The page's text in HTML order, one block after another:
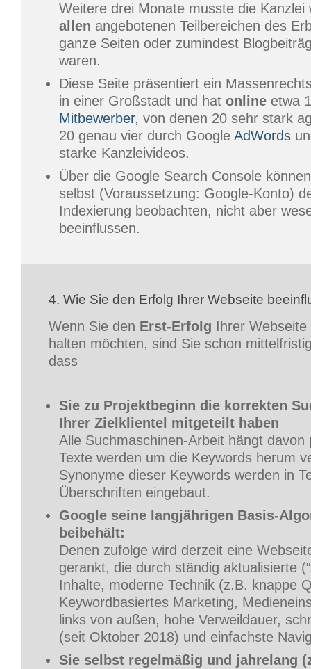
Weitere drei Monate musste die Kanzlei
allen angebotenen Teilbereichen des
ganze Seiten oder zumindest
waren.
Diese Seite präsentiert ein
in einer Großstadt und hat online etwa
Mitbewerber, von denen 20 sehr stark
20 genau vier durch Google AdWords
starke Kanzleivideos.
Über die Google Search Console
selbst (Voraussetzung: Google-Konto)
Indexierung beobachten, nicht aber
beeinflussen.
4. Wie Sie den Erfolg Ihrer Webseite
Wenn Sie den Erst-Erfolg Ihrer
halten möchten, sind Sie schon
dass
Sie zu Projektbeginn die korrekten
Ihrer Zielklientel mitgeteilt haben
Alle Suchmaschinen-Arbeit hängt davon
Texte werden um die Keywords herum
Synonyme dieser Keywords werden in
Überschriften eingebaut.
Google seine langjährigen Basis-
beibehält:
Denen zufolge wird derzeit eine
gerankt, die durch ständig aktualisierte
Inhalte, moderne Technik (z.B. knappe
Keywordbasiertes Marketing,
links von außen, hohe Verweildauer,
(seit Oktober 2018) und einfachste
Sie selbst regelmäßig und jahrelang